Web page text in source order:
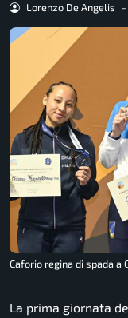
Lorenzo De Angelis -
Caforio regina di spada
La prima giornata